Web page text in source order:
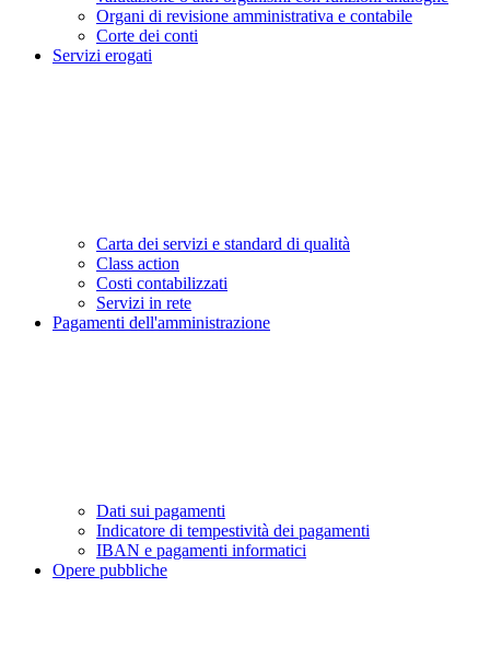
Organi di revisione amministrativa e contabile
Corte dei conti
Servizi erogati
Carta dei servizi e standard di qualità
Class action
Costi contabilizzati
Servizi in rete
Pagamenti dell'amministrazione
Dati sui pagamenti
Indicatore di tempestività dei pagamenti
IBAN e pagamenti informatici
Opere pubbliche